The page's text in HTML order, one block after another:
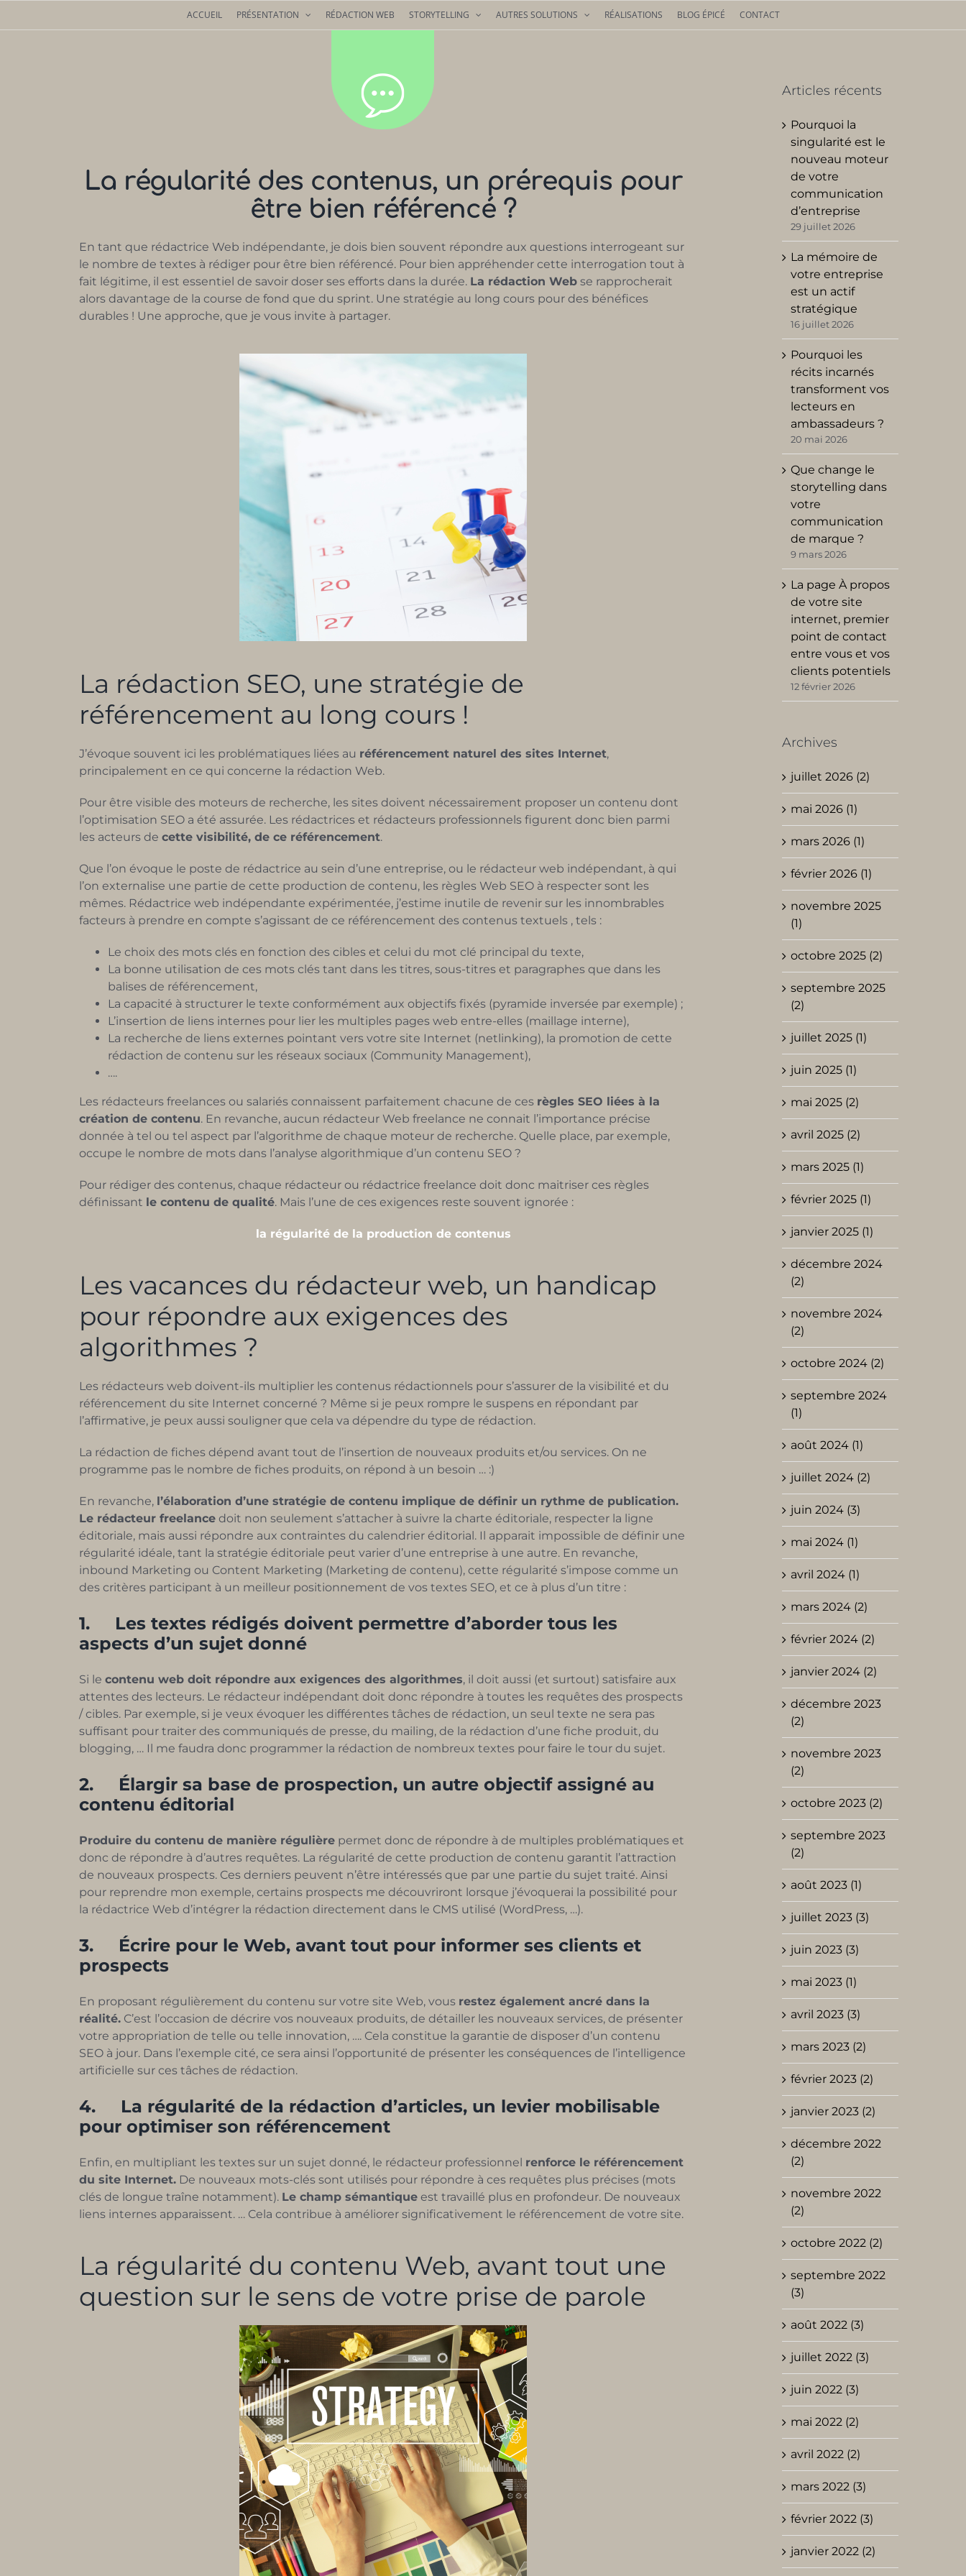
ACCUEIL PRÉSENTATION RÉDACTION WEB STORYTELLING AUTRES SOLUTIONS RÉALISATIONS BLOG ÉPICÉ CONTACT
La régularité des contenus, un prérequis pour
être bien référencé ?
En tant que rédactrice Web indépendante, je dois bien souvent répondre aux questions interrogeant sur
le nombre de textes à rédiger pour être bien référencé. Pour bien appréhender cette interrogation tout à
fait légitime, il est essentiel de savoir doser ses efforts dans la durée. La rédaction Web se rapprocherait
alors davantage de la course de fond que du sprint. Une stratégie au long cours pour des bénéfices
durables ! Une approche, que je vous invite à partager.
La rédaction SEO, une stratégie de
référencement au long cours !
J’évoque souvent ici les problématiques liées au référencement naturel des sites Internet,
principalement en ce qui concerne la rédaction Web.
Pour être visible des moteurs de recherche, les sites doivent nécessairement proposer un contenu dont
l’optimisation SEO a été assurée. Les rédactrices et rédacteurs professionnels figurent donc bien parmi
les acteurs decette visibilité, de ce référencement.
Que l’on évoque le poste de rédactrice au sein d’une entreprise, ou le rédacteur web indépendant, à qui
l’on externalise une partie de cette production de contenu, les règles Web SEO à respecter sont les
mêmes. Rédactrice web indépendante expérimentée, j’estime inutile de revenir sur les innombrables
facteurs à prendre en compte s’agissant de ce référencement des contenus textuels , tels :
Le choix des mots clés en fonction des cibles et celui du mot clé principal du texte,
La bonne utilisation de ces mots clés tant dans les titres, sous-titres et paragraphes que dans les
balises de référencement,
La capacité à structurer le texte conformément aux objectifs fixés (pyramide inversée par exemple) ;
L’insertion de liens internes pour lier les multiples pages web entre-elles (maillage interne),
La recherche de liens externes pointant vers votre site Internet (netlinking), la promotion de cette
rédaction de contenu sur les réseaux sociaux (Community Management),
….
Les rédacteurs freelances ou salariés connaissent parfaitement chacune de ces règles SEO liées à la
création de contenu. En revanche, aucun rédacteur Web freelance ne connait l’importance précise
donnée à tel ou tel aspect par l’algorithme de chaque moteur de recherche. Quelle place, par exemple,
occupe le nombre de mots dans l’analyse algorithmique d’un contenu SEO ?
Pour rédiger des contenus, chaque rédacteur ou rédactrice freelance doit donc maitriser ces règles
définissant le contenu de qualité. Mais l’une de ces exigences reste souvent ignorée :
la régularité de la production de contenus
Les vacances du rédacteur web, un handicap
pour répondre aux exigences des
algorithmes ?
Les rédacteurs web doivent-ils multiplier les contenus rédactionnels pour s’assurer de la visibilité et du
référencement du site Internet concerné ? Même si je peux rompre le suspens en répondant par
l’affirmative, je peux aussi souligner que cela va dépendre du type de rédaction.
La rédaction de fiches dépend avant tout de l’insertion de nouveaux produits et/ou services. On ne
programme pas le nombre de fiches produits, on répond à un besoin … :)
En revanche, l’élaboration d’une stratégie de contenu implique de définir un rythme de publication.
Le rédacteur freelance doit non seulement s’attacher à suivre la charte éditoriale, respecter la ligne
éditoriale, mais aussi répondre aux contraintes du calendrier éditorial. Il apparait impossible de définir une
régularité idéale, tant la stratégie éditoriale peut varier d’une entreprise à une autre. En revanche,
inbound Marketing ou Content Marketing (Marketing de contenu), cette régularité s’impose comme un
des critères participant à un meilleur positionnement de vos textes SEO, et ce à plus d’un titre :
1. Les textes rédigés doivent permettre d’aborder tous les
aspects d’un sujet donné
Si lecontenu web doit répondre aux exigences des algorithmes, il doit aussi (et surtout) satisfaire aux
attentes des lecteurs. Le rédacteur indépendant doit donc répondre à toutes les requêtes des prospects
/ cibles. Par exemple, si je veux évoquer les différentes tâches de rédaction, un seul texte ne sera pas
suffisant pour traiter des communiqués de presse, du mailing, de la rédaction d’une fiche produit, du
blogging, … Il me faudra donc programmer la rédaction de nombreux textes pour faire le tour du sujet.
2. Élargir sa base de prospection, un autre objectif assigné au
contenu éditorial
Produire du contenu de manière régulière permet donc de répondre à de multiples problématiques et
donc de répondre à d’autres requêtes. La régularité de cette production de contenu garantit l’attraction
de nouveaux prospects. Ces derniers peuvent n’être intéressés que par une partie du sujet traité. Ainsi
pour reprendre mon exemple, certains prospects me découvriront lorsque j’évoquerai la possibilité pour
la rédactrice Web d’intégrer la rédaction directement dans le CMS utilisé (WordPress, …).
3. Écrire pour le Web, avant tout pour informer ses clients et
prospects
En proposant régulièrement du contenu sur votre site Web, vous restez également ancré dans la
réalité. C’est l’occasion de décrire vos nouveaux produits, de détailler les nouveaux services, de présenter
votre appropriation de telle ou telle innovation, …. Cela constitue la garantie de disposer d’un contenu
SEO à jour. Dans l’exemple cité, ce sera ainsi l’opportunité de présenter les conséquences de l’intelligence
artificielle sur ces tâches de rédaction.
4. La régularité de la rédaction d’articles, un levier mobilisable
pour optimiser son référencement
Enfin, en multipliant les textes sur un sujet donné, le rédacteur professionnel renforce le référencement
du site Internet. De nouveaux mots-clés sont utilisés pour répondre à ces requêtes plus précises (mots
clés de longue traîne notamment). Le champ sémantique est travaillé plus en profondeur. De nouveaux
liens internes apparaissent. … Cela contribue à améliorer significativement le référencement de votre site.
La régularité du contenu Web, avant tout une
question sur le sens de votre prise de parole
Articles récents
Pourquoi la
singularité est le
nouveau moteur
de votre
communication
d’entreprise
29 juillet 2026
La mémoire de
votre entreprise
est un actif
stratégique
16 juillet 2026
Pourquoi les
récits incarnés
transforment vos
lecteurs en
ambassadeurs ?
20 mai 2026
Que change le
storytelling dans
votre
communication
de marque ?
9 mars 2026
La page À propos
de votre site
internet, premier
point de contact
entre vous et vos
clients potentiels
12 février 2026
Archives
juillet 2026 (2)
mai 2026 (1)
mars 2026 (1)
février 2026 (1)
novembre 2025
(1)
octobre 2025 (2)
septembre 2025
(2)
juillet 2025 (1)
juin 2025 (1)
mai 2025 (2)
avril 2025 (2)
mars 2025 (1)
février 2025 (1)
janvier 2025 (1)
décembre 2024
(2)
novembre 2024
(2)
octobre 2024 (2)
septembre 2024
(1)
août 2024 (1)
juillet 2024 (2)
juin 2024 (3)
mai 2024 (1)
avril 2024 (1)
mars 2024 (2)
février 2024 (2)
janvier 2024 (2)
décembre 2023
(2)
novembre 2023
(2)
octobre 2023 (2)
septembre 2023
(2)
août 2023 (1)
juillet 2023 (3)
juin 2023 (3)
mai 2023 (1)
avril 2023 (3)
mars 2023 (2)
février 2023 (2)
janvier 2023 (2)
décembre 2022
(2)
novembre 2022
(2)
octobre 2022 (2)
septembre 2022
(3)
août 2022 (3)
juillet 2022 (3)
juin 2022 (3)
mai 2022 (2)
avril 2022 (2)
mars 2022 (3)
février 2022 (3)
janvier 2022 (2)